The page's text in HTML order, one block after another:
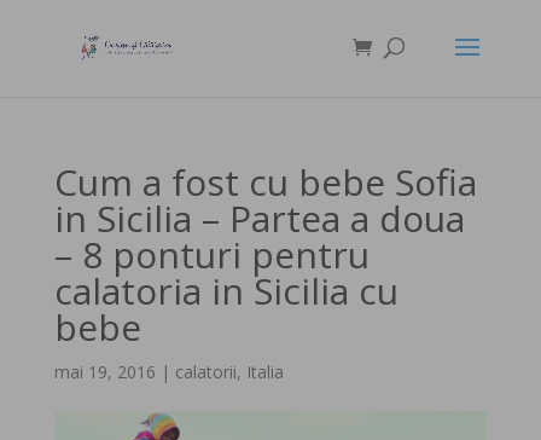
Cum a fost cu bebe Sofia
in Sicilia – Partea a doua
– 8 ponturi pentru
calatoria in Sicilia cu
bebe
mai 19, 2016 | calatorii, Italia